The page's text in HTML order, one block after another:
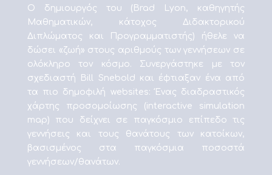
Ο δημιουργός του (Brad Lyon, καθηγητής
Μαθηματικών, κάτοχος Διδακτορικού
Διπλώματος και Προγραμματιστής) ήθελε να
δώσει «ζωή» στους αριθμούς των γεννήσεων σε
ολόκληρο τον κόσμο. Συνεργάστηκε με τον
σχεδιαστή Bill Snebold και έφτιαξαν ένα από
τα πιο δημοφιλή websites: Ένας διαδραστικός
χάρτης προσομοίωσης (interactive simulation
map) που δείχνει σε παγκόσμιο επίπεδο τις
γεννήσεις και τους θανάτους των κατοίκων,
βασισμένος στα παγκόσμια ποσοστά
γεννήσεων/θανάτων.